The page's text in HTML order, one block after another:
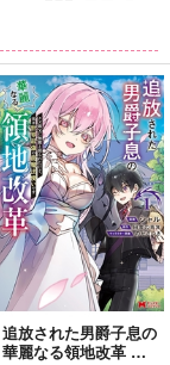
ム
表
示
ム
表
示
ム
表
示
追放された男爵子息の
華麗なる領地改革 ク